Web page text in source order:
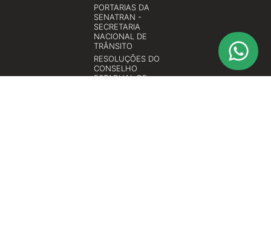
PORTARIAS DA
SENATRAN -
SECRETARIA
NACIONAL DE
TRÂNSITO
RESOLUÇÕES DO
CONSELHO
ESTADUAL DE